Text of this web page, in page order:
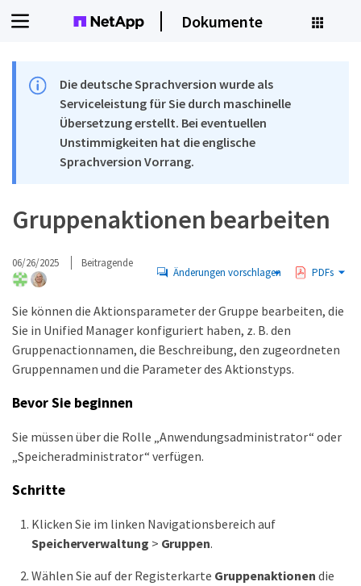
Dokumente
Die deutsche Sprachversion wurde als
Serviceleistung für Sie durch maschinelle
Übersetzung erstellt. Bei eventuellen
Unstimmigkeiten hat die englische
Sprachversion Vorrang.
Gruppenaktionen bearbeiten
06/26/2025 Beitragende
Änderungen vorschlagen PDFs
Sie können die Aktionsparameter der Gruppe bearbeiten, die
Sie in Unified Manager konfiguriert haben, z. B. den
Gruppenactionnamen, die Beschreibung, den zugeordneten
Gruppennamen und die Parameter des Aktionstyps.
Bevor Sie beginnen
Sie müssen über die Rolle „Anwendungsadministrator“ oder
„Speicheradministrator“ verfügen.
Schritte
Klicken Sie im linken Navigationsbereich auf
Speicherverwaltung > Gruppen.
Wählen Sie auf der Registerkarte Gruppenaktionen die